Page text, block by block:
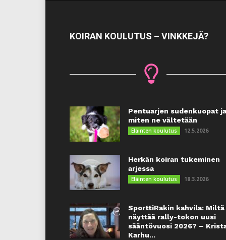
KOIRAN KOULUTUS – VINKKEJÄ?
Pentuarjen sudenkuopat ja
miten ne vältetään
Eläinten koulutus 12.5.2026
Herkän koiran tukeminen
arjessa
Eläinten koulutus 18.3.2026
SporttiRakin kahvila: Miltä
näyttää rally-tokon uusi
sääntövuosi 2026? –
Karhu...